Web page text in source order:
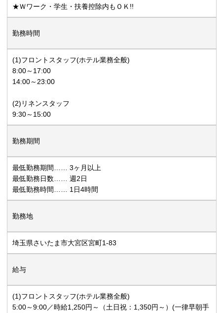
★Ｗワーク・学生・扶養控除内もＯＫ!!
勤務時間
(1)フロントスタッフ(ホテル業務全般)
8:00～17:00
14:00～23:00
(2)リネンスタッフ
9:30～15:00
勤務期間
最低勤務期間…… 3ヶ月以上
最低勤務日数…… 週2日
最低勤務時間…… 1日4時間
勤務地
埼玉県さいたま市大宮区宮町1-83
給与
(1)フロントスタッフ(ホテル業務全般)
5:00～9:00／時給1,250円～（土日祝：1,350円～）(一律早朝手